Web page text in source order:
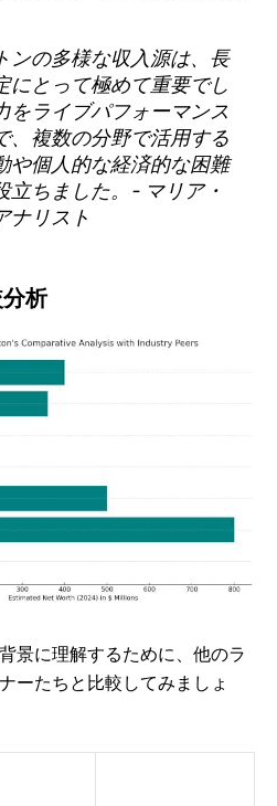
ンの多様な収入源は、長
にとって極めて重要でし
をライブパフォーマンス
、複数の分野で活用する
や個人的な経済的な困難
立ちました。- マリア・
ナリスト
析
景に理解するために、他のラ
ーたちと比較してみましょ